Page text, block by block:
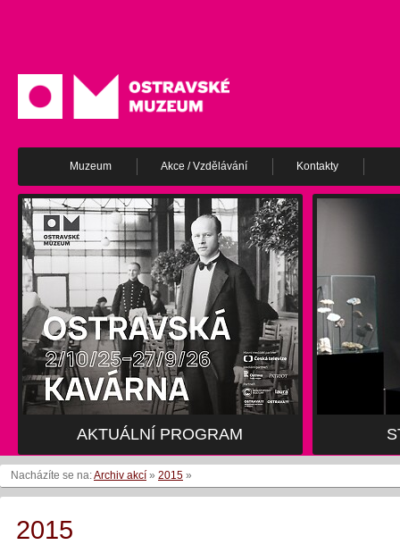
Muzeum Akce / Vzdělávání Kontakty
AKTUÁLNÍ PROGRAM
AKTUÁLNÍ PROGRAM
Nacházíte se na:Archiv akcí » 2015 »
2015